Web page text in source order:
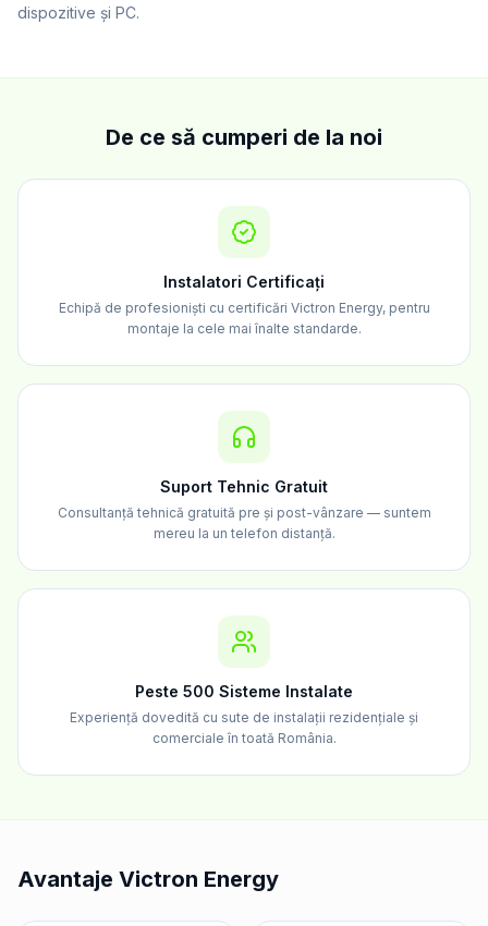
dispozitive și PC.
De ce să cumperi de la noi
Instalatori Certificați
Echipă de profesioniști cu certificări Victron Energy, pentru
montaje la cele mai înalte standarde.
Suport Tehnic Gratuit
Consultanță tehnică gratuită pre și post-vânzare — suntem
mereu la un telefon distanță.
Peste 500 Sisteme Instalate
Experiență dovedită cu sute de instalații rezidențiale și
comerciale în toată România.
Avantaje Victron Energy